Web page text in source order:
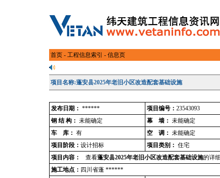
首页 - 工程信息索引 - 信息页
项目名称:蓬安县2025年老旧小区改造配套基础设施
发布日期： ****** 项目编号： 23543093
钢 结 构： 未能确定 幕 墙： 未能确定
车 库： 有 空 调： 未能确定
项目阶段： 设计招标 项目类别： 住宅
项目内容：
查看蓬安县2025年老旧小区改造配套基础设施的详
施工地点： 四川省蓬 ******